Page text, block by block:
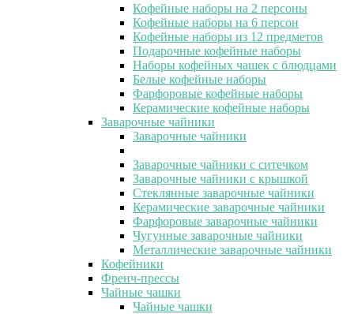
Кофейные наборы на 2 персоны
Кофейные наборы на 6 персон
Кофейные наборы из 12 предметов
Подарочные кофейные наборы
Наборы кофейных чашек с блюдцами
Белые кофейные наборы
Фарфоровые кофейные наборы
Керамические кофейные наборы
Заварочные чайники
Заварочные чайники
Заварочные чайники с ситечком
Заварочные чайники с крышкой
Стеклянные заварочные чайники
Керамические заварочные чайники
Фарфоровые заварочные чайники
Чугунные заварочные чайники
Металлические заварочные чайники
Кофейники
Френч-прессы
Чайные чашки
Чайные чашки